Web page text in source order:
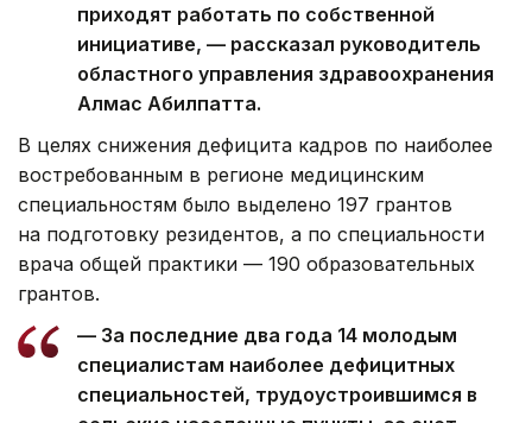
приходят работать по собственной
инициативе, — рассказал руководитель
областного управления здравоохранения
Алмас Абилпатта.
В целях снижения дефицита кадров по наиболее
востребованным в регионе медицинским
специальностям было выделено 197 грантов
на подготовку резидентов, а по специальности
врача общей практики — 190 образовательных
грантов.
— За последние два года 14 молодым
специалистам наиболее дефицитных
специальностей, трудоустроившимся в